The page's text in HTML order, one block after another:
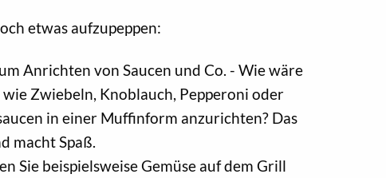
etwas aufzupeppen:
Anrichten von Saucen und Co. - Wie wäre
wie Zwiebeln, Knoblauch, Pepperoni oder
in einer Muffinform anzurichten? Das
macht Spaß.
Sie beispielsweise Gemüse auf dem Grill